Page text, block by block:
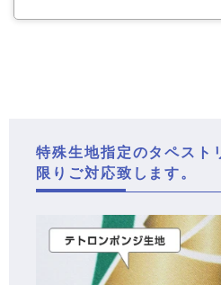
特殊生地指定のタペスト
限りご対応致します。